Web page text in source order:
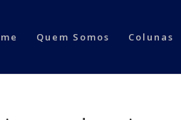
Quem Somos Colunas